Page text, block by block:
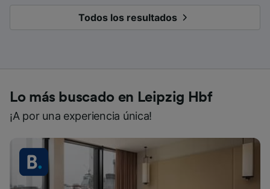
Todos los resultados
Lo más buscado en Leipzig Hbf
¡A por una experiencia única!